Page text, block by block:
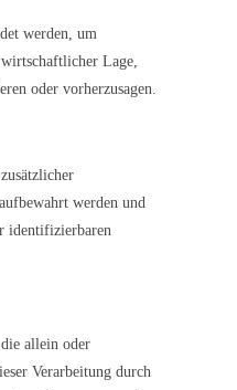
werden, um
Lage,
oder vorherzusagen.
werden und
identifizierbaren
allein oder
Verarbeitung durch